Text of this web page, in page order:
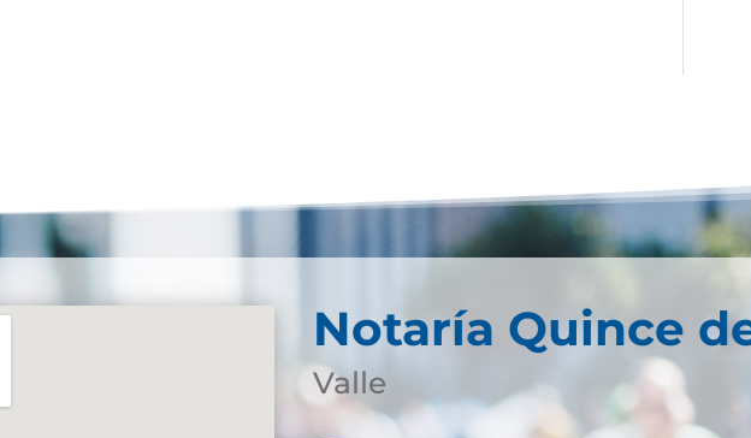
Notaría Quince
Valle